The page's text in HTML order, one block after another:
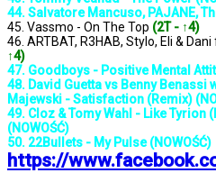
44. Salvatore Mancuso, PAJANE,
45. Vassmo - On The Top (2T - ↑4)
46. ARTBAT, R3HAB, Stylo, Eli &
↑4)
47. Goodboys - Positive Mental
48. David Guetta vs Benny Benassi
Majewski - Satisfaction (Remix)
49. Cloz & Tomy Wahl - Like Tyrion
(NOWOŚĆ)
50. 22Bullets - My Pulse (NOWOŚĆ)
https://